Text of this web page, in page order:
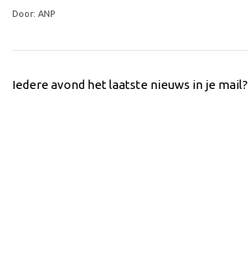
Door: ANP
Iedere avond het laatste nieuws in je mail?